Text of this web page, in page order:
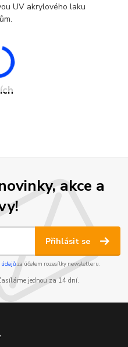
UV akrylového laku
akce a
Přihlásit se
údajůza účelem rozesílky newsletteru.
jednou za 14 dní.